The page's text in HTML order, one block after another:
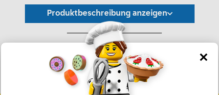
Produktbeschreibung anzeigen
*Unverbindliche Preisempfehlung -
Die Preisgestaltung liegt im alleinigen Ermessen des Händlers